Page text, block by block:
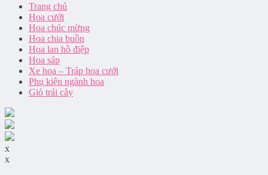
Trang chủ
Hoa cưới
Hoa chúc mừng
Hoa chia buồn
Hoa lan hồ điệp
Hoa sáp
Xe hoa – Tráp hoa cưới
Phụ kiện ngành hoa
Giỏ trái cây
x
x